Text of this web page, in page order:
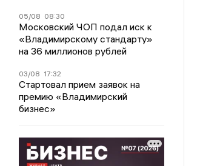
05/08 08:30
Московский ЧОП подал иск к
«Владимирскому стандарту»
на 36 миллионов рублей
03/08 17:32
Стартовал прием заявок на
премию «Владимирский
бизнес»